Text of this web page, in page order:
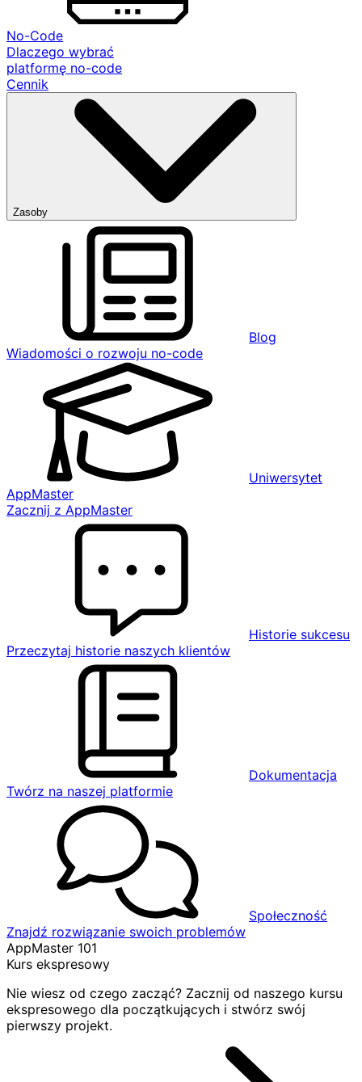
No-Code
Dlaczego wybrać
platformę no-code
Cennik
Zasoby
Blog
Wiadomości o rozwoju no-code
Uniwersytet
AppMaster
Zacznij z AppMaster
Historie sukcesu
Przeczytaj historie naszych klientów
Dokumentacja
Twórz na naszej platformie
Społeczność
Znajdź rozwiązanie swoich problemów
AppMaster 101
Kurs ekspresowy
Nie wiesz od czego zacząć? Zacznij od naszego kursu
ekspresowego dla początkujących i stwórz swój
pierwszy projekt.